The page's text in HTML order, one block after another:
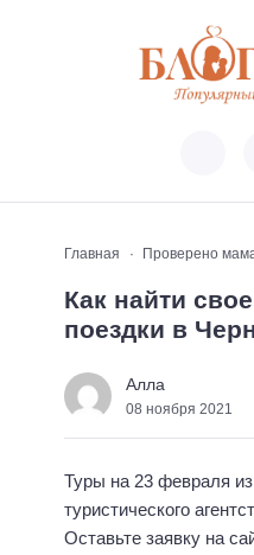
Главная Проверено
Как найти
поездки в
Алла
08 ноября 2021
Туры на 23 февраля
туристического
Оставьте заявку на